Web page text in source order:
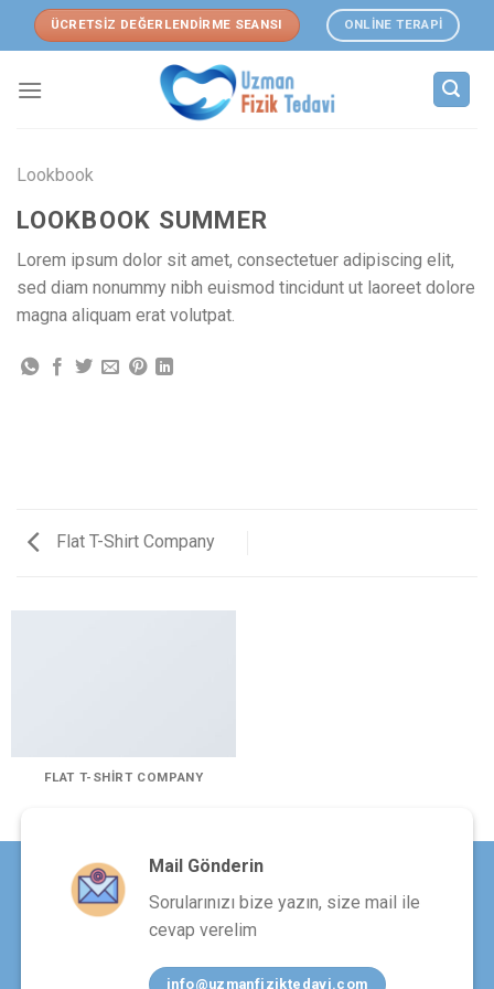
ÜCRETSİZ DEĞERLENDİRME SEANSI ONLİNE TERAPİ
Lookbook
LOOKBOOK SUMMER
Lorem ipsum dolor sit amet, consectetuer adipiscing elit,
sed diam nonummy nibh euismod tincidunt ut laoreet dolore
magna aliquam erat volutpat.
Flat T-Shirt Company
FLAT T-SHIRT COMPANY
Mail Gönderin
Sorularınızı bize yazın, size mail ile
cevap verelim
info@uzmanfiziktedavi.com